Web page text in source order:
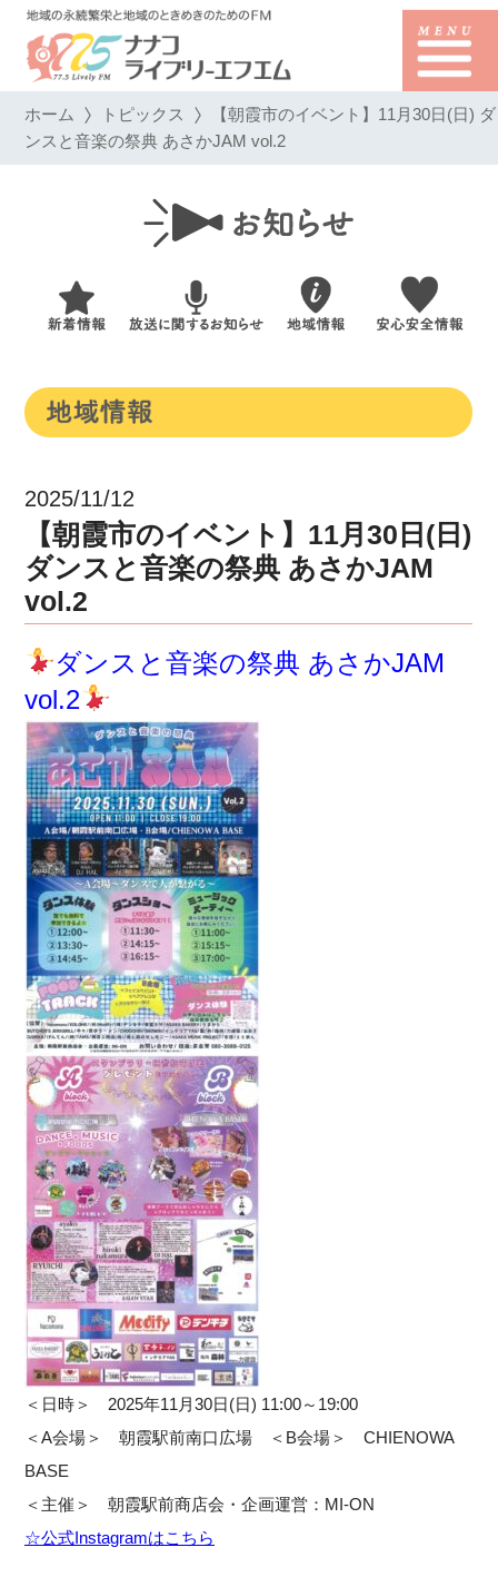
ホーム トピックス 【朝霞市のイベント】11月30日(日) ダ
ンスと音楽の祭典 あさかJAM vol.2
2025/11/12
【朝霞市のイベント】11月30日(日)
ダンスと音楽の祭典 あさかJAM
vol.2
ダンスと音楽の祭典 あさかJAM
vol.2
＜日時＞ 2025年11月30日(日) 11:00～19:00
＜A会場＞ 朝霞駅前南口広場 ＜B会場＞ CHIENOWA
BASE
＜主催＞ 朝霞駅前商店会・企画運営：MI-ON
☆公式Instagramはこちら